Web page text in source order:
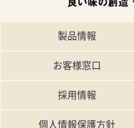
製品情報
お客様窓口
採用情報
個人情報保護方針